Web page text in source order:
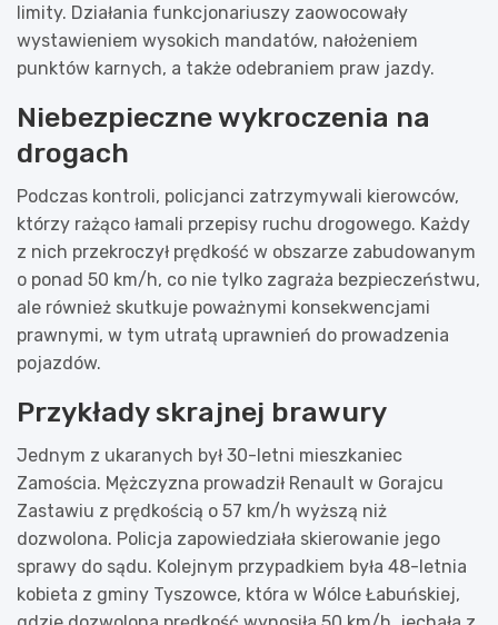
limity. Działania funkcjonariuszy zaowocowały
wystawieniem wysokich mandatów, nałożeniem
punktów karnych, a także odebraniem praw jazdy.
Niebezpieczne wykroczenia na
drogach
Podczas kontroli, policjanci zatrzymywali kierowców,
którzy rażąco łamali przepisy ruchu drogowego. Każdy
z nich przekroczył prędkość w obszarze zabudowanym
o ponad 50 km/h, co nie tylko zagraża bezpieczeństwu,
ale również skutkuje poważnymi konsekwencjami
prawnymi, w tym utratą uprawnień do prowadzenia
pojazdów.
Przykłady skrajnej brawury
Jednym z ukaranych był 30-letni mieszkaniec
Zamościa. Mężczyzna prowadził Renault w Gorajcu
Zastawiu z prędkością o 57 km/h wyższą niż
dozwolona. Policja zapowiedziała skierowanie jego
sprawy do sądu. Kolejnym przypadkiem była 48-letnia
kobieta z gminy Tyszowce, która w Wólce Łabuńskiej,